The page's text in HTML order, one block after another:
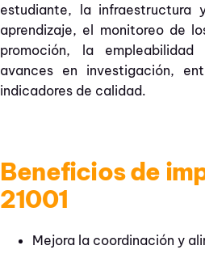
estudiante, la infraestructura
aprendizaje, el monitoreo de
promoción, la
avances en investigación,
indicadores de calidad.
Beneficios de
21001
Mejora la coordinación y